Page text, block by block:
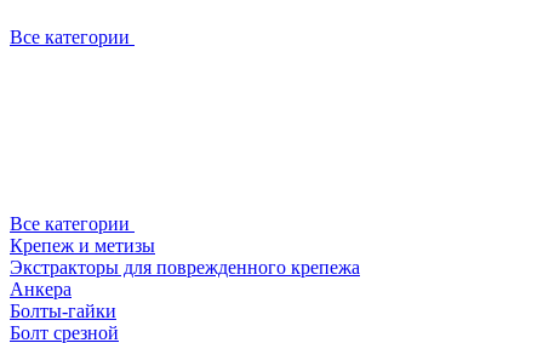
Все категории
Все категории
Крепеж и метизы
Экстракторы для поврежденного крепежа
Анкера
Болты-гайки
Болт срезной